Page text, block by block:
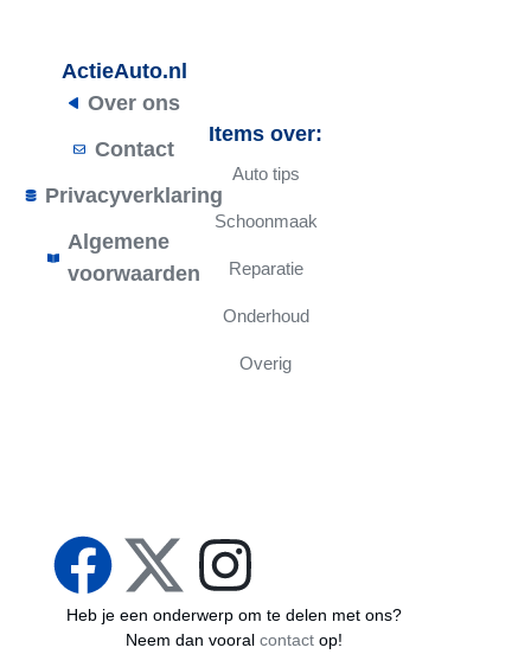
Heb je een onderwerp om te delen met ons?
Neem dan vooral contactop!
ActieAuto.nl
Over ons
Contact
Privacyverklaring
Algemene
voorwaarden
Items over:
Auto tips
Schoonmaak
Reparatie
Onderhoud
Overig